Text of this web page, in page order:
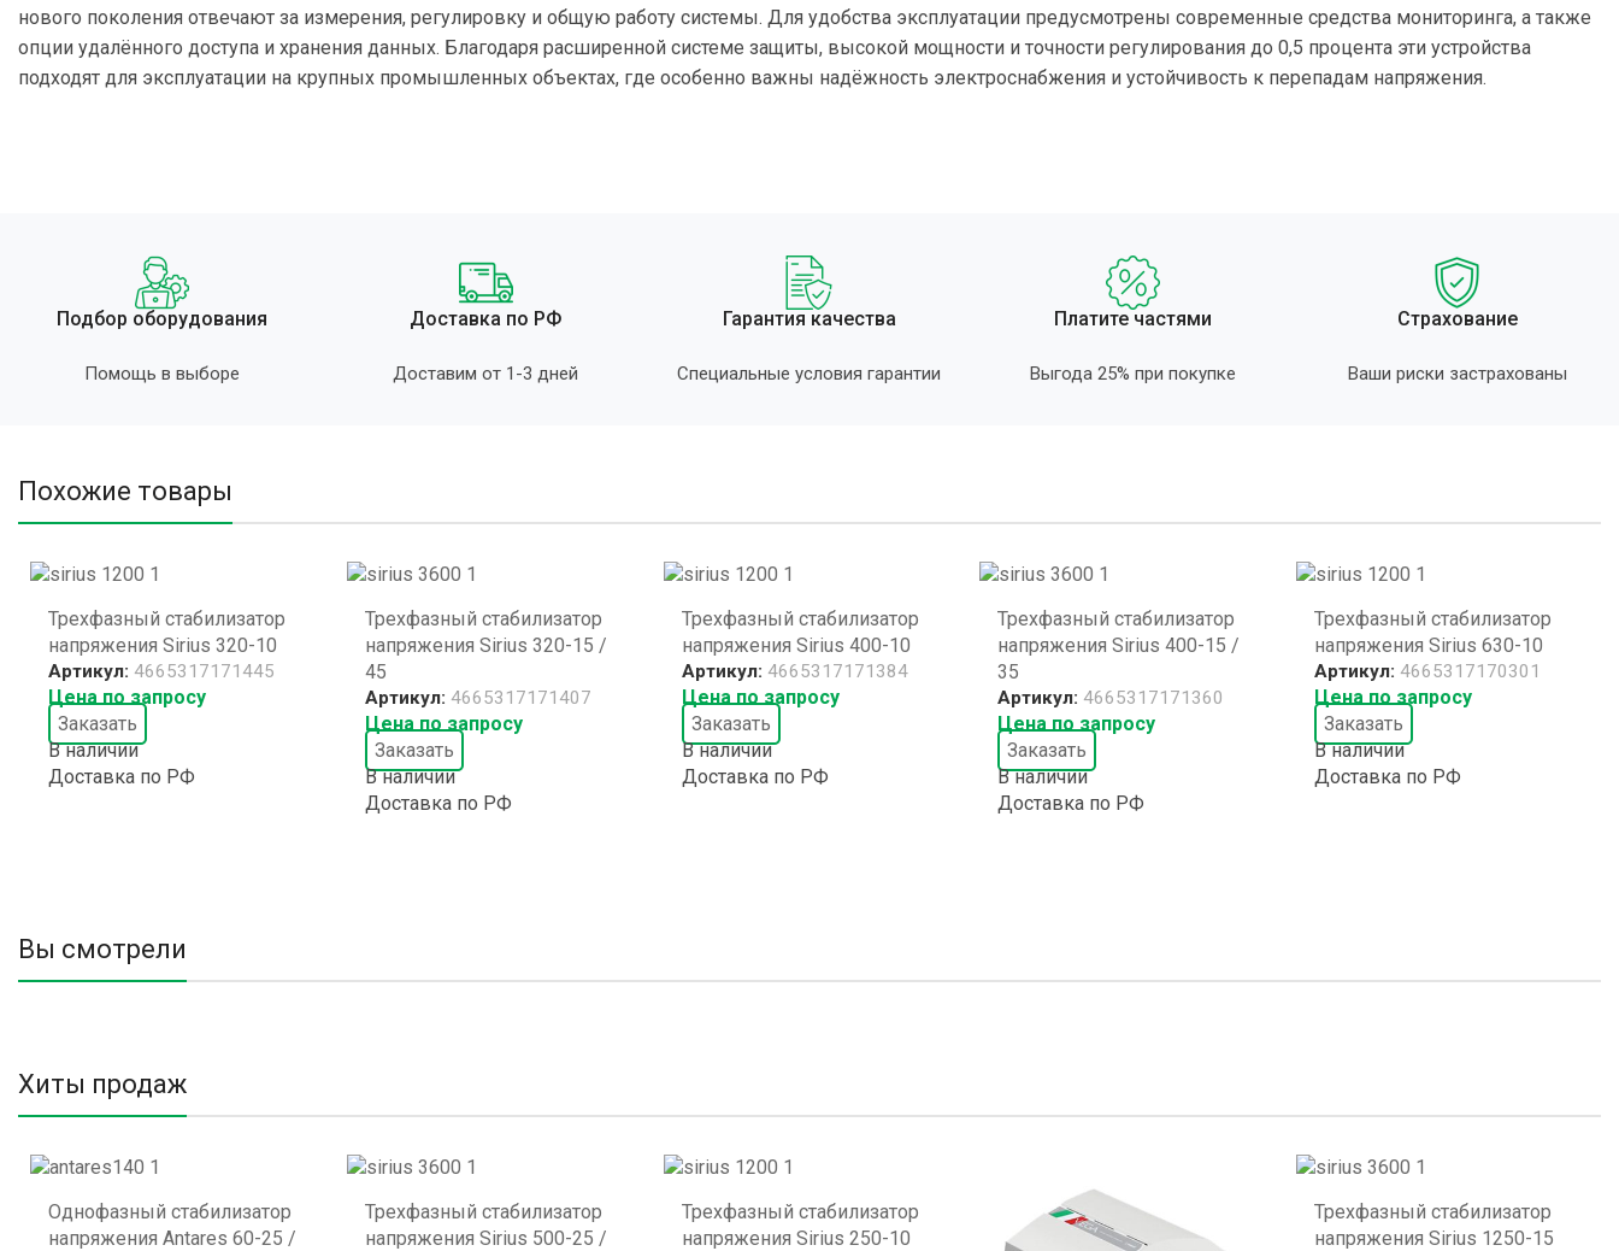
нового поколения отвечают за измерения, регулировку и общую работу системы. Для удобства эксплуатации предусмотрены современные средства мониторинга, а также
опции удалённого доступа и хранения данных. Благодаря расширенной системе защиты, высокой мощности и точности регулирования до 0,5 процента эти устройства
подходят для эксплуатации на крупных промышленных объектах, где особенно важны надёжность электроснабжения и устойчивость к перепадам напряжения.
Подбор оборудования
Помощь в выборе
Доставка по РФ
Доставим от 1-3 дней
Гарантия качества
Специальные условия гарантии
Платите частями
Выгода 25% при покупке
Страхование
Ваши риски застрахованы
Похожие товары
Трехфазный стабилизатор
напряжения Sirius 320-10
Артикул: 4665317171445
Цена по запросу
Заказать
В наличии
Доставка по РФ
Трехфазный стабилизатор
напряжения Sirius 320-15 /
45
Артикул: 4665317171407
Цена по запросу
Заказать
В наличии
Доставка по РФ
Трехфазный стабилизатор
напряжения Sirius 400-10
Артикул: 4665317171384
Цена по запросу
Заказать
В наличии
Доставка по РФ
Трехфазный стабилизатор
напряжения Sirius 400-15 /
35
Артикул: 4665317171360
Цена по запросу
Заказать
В наличии
Доставка по РФ
Трехфазный стабилизатор
напряжения Sirius 630-10
Артикул: 4665317170301
Цена по запросу
Заказать
В наличии
Доставка по РФ
Вы смотрели
Хиты продаж
Однофазный стабилизатор
напряжения Antares 60-25 /
Трехфазный стабилизатор
напряжения Sirius 500-25 /
Трехфазный стабилизатор
напряжения Sirius 250-10
Трехфазный стабилизатор
напряжения Sirius 1250-15